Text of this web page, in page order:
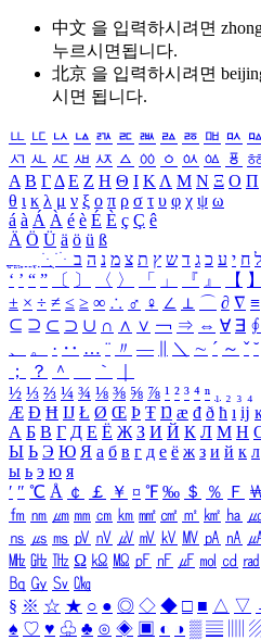
中文 을 입력하시려면
누르시면됩니다.
北京 을 입력하시려면
시면 됩니다.
ㅥ ㅦ ㅧ ㅨ ㅩ ㅪ ㅫ ㅬ ㅭ ㅮ ㅯ ㅰ
ㅺ ㅻ ㅼ ㅽ ㅾ ㅿ ㆀ ㆁ ㆂ ㆃ ㆄ
Α Β ΓΔ Ε Ζ Η Θ Ι ΚΛ Μ Ν Ξ Ο Π
θ ι κ λ μ ν ξ ο π ρ σ τ υ φ χ ψ ω
á à Á À é è É È ç Ç ê
Ä Ö Ü ä ö ü ß
ִֶֹ ֻּ ׁׂ ל ח י ע כ ג ד ש ץ ת צ מ נ ה ב
‘ ’ “ ” 〔 〕 〈 〉 「 」 『 』 【 】
± × ÷ ≠ ≤ ≥ ∞ ∴ ♂ ♀ ∠ ⊥ ⌒ ∂ ∇ ≡
⊆ ⊇ ⊂ ⊃ ∪ ∩ ∧ ∨ ￢ ⇒ ⇔ ∀ ∃ ∮
、
。 · ‥ … ¨ 〃 ― ＼ ∼ ´ ～ ˇ ˘
；
？ ＾ ｀
½ ⅓ ⅔ ¼ ¾ ⅛ ⅜ ⅝ ⅞ ¹ ² ³ ⁴ ⁿ ₁ ₂ ₃ ₄
Æ Ð Ħ Ĳ Ł Ø Œ Þ Ŧ Ŋ æ đ ð ħ ı ĳ
А Б В Г Д Е Ё Ж З И Й К Л М Н
Ы Ь Э Ю Я а б в г д е ё ж з и й к л
ы ь э ю я
′ ″ ℃ Å ￠ ￡ ￥ ¤ ℉ ‰ ＄ ％ Ｆ
㎙ ㎚ ㎛ ㎜ ㎝ ㎞ ㎟ ㎠ ㎡ ㎢ ㏊
㎱ ㎲ ㎳ ㎴ ㎵ ㎶ ㎷ ㎸ ㎹ ㎀ ㎁
㎒ ㎓ ㎔ Ω ㏀ ㏁ ㎊ ㎋ ㎌ ㏖ ㏅ ㎭
㏃ ㏉ ㏜ ㏆
§ ※ ☆ ★ ○ ● ◎ ◇ ◆ □ ■ △ ▽
♠ ♡ ♥ ♧ ♣ ⊙ ◈ ▣ ◐ ◑ ▒ ▤